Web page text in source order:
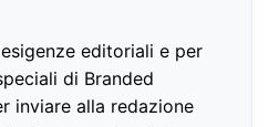
editoriali e per
di Branded
inviare alla redazione